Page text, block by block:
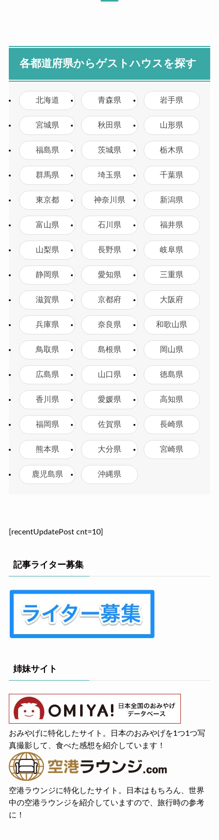
各都道府県からゲストハウスを探す
北海道 青森県 岩手県
宮城県 秋田県 山形県
福島県 茨城県 栃木県
群馬県 埼玉県 千葉県
東京都 神奈川県 新潟県
富山県 石川県 福井県
山梨県 長野県 岐阜県
静岡県 愛知県 三重県
滋賀県 京都府 大阪府
兵庫県 奈良県 和歌山県
鳥取県 島根県 岡山県
広島県 山口県 徳島県
香川県 愛媛県 高知県
福岡県 佐賀県 長崎県
熊本県 大分県 宮崎県
鹿児島県 沖縄県
[recentUpdatePost cnt=10]
記事ライター募集
姉妹サイト
おみやげに特化したサイト。日本のおみやげを1つ1つ写
真撮影して、食べた感想を紹介しています！
空港ラウンジに特化したサイト。日本はもちろん、世界
中の空港ラウンジを紹介していますので、旅行時の参考
に！